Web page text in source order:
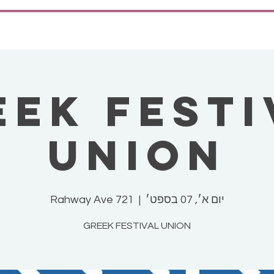
UNION
יום א׳, 07 בספט׳
  |
721 Rahway Ave
GREEK FESTIVAL UNION